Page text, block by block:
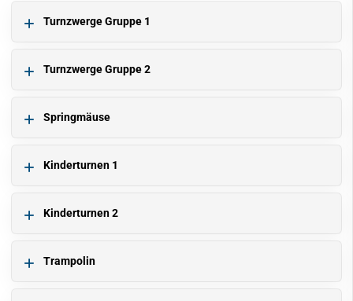
Turnzwerge Gruppe 1
Turnzwerge Gruppe 2
Springmäuse
Kinderturnen 1
Kinderturnen 2
Trampolin